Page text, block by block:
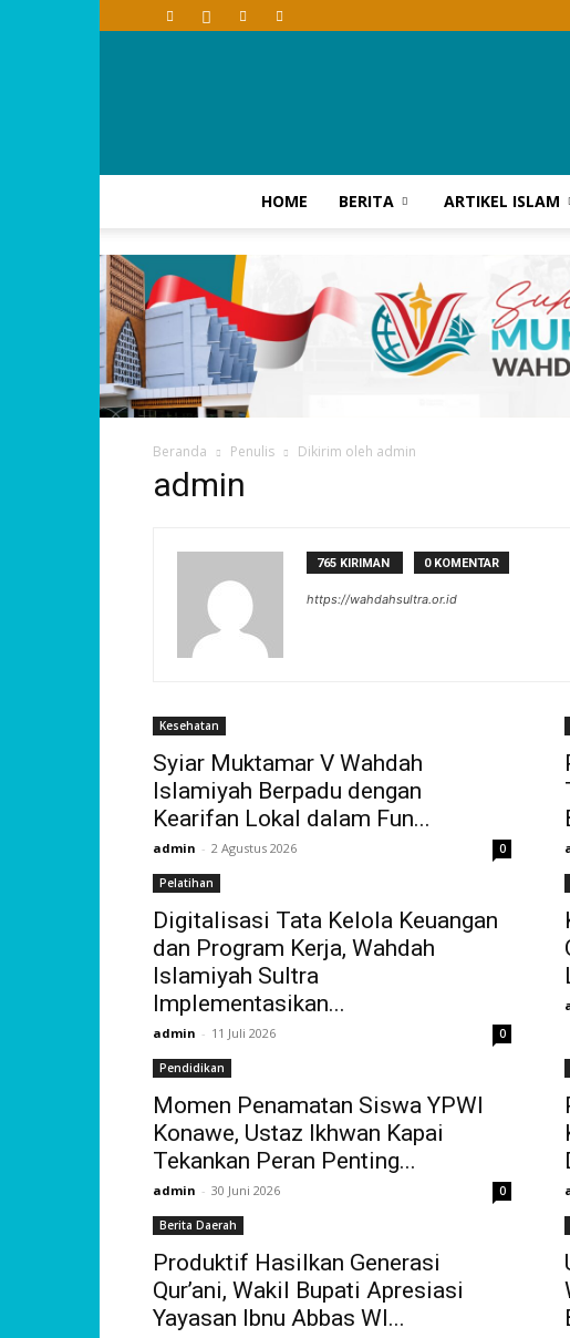
HOME BERITA ARTIKEL ISLAM
Beranda Penulis Dikirim oleh admin
admin
765 KIRIMAN 0 KOMENTAR
https://wahdahsultra.or.id
Kesehatan
Syiar Muktamar V Wahdah
Islamiyah Berpadu dengan
Kearifan Lokal dalam Fun...
admin - 2 Agustus 2026 0
Pelatihan
Digitalisasi Tata Kelola Keuangan
dan Program Kerja, Wahdah
Islamiyah Sultra
Implementasikan...
admin - 11 Juli 2026 0
Pendidikan
Momen Penamatan Siswa YPWI
Konawe, Ustaz Ikhwan Kapai
Tekankan Peran Penting...
admin - 30 Juni 2026 0
Berita Daerah
Produktif Hasilkan Generasi
Qur’ani, Wakil Bupati Apresiasi
Yayasan Ibnu Abbas WI...